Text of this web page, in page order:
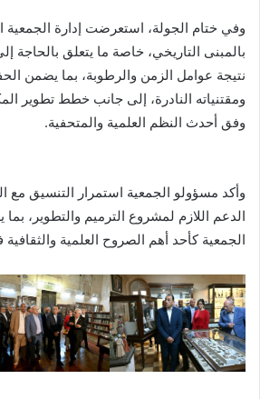
وفي ختام الجولة، استعرضت إدارة الجمعية
بالمبنى التاريخي، خاصة ما يتعلق بالحاجة
نتيجة عوامل الزمن والرطوبة، بما يضمن
ومقتنياته النادرة، إلى جانب خطط تطوير
وفق أحدث النظم العلمية والمتحفية.
وأكد مسؤولو الجمعية استمرار التنسيق مع
الدعم اللازم لمشروع الترميم والتطوير،
الجمعية كأحد أهم الصروح العلمية